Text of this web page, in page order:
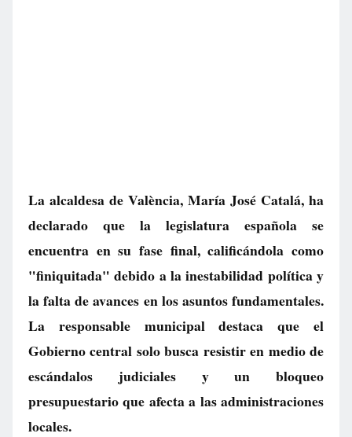
La alcaldesa de València, María José Catalá, ha
declarado que la legislatura española se
encuentra en su fase final, calificándola como
"finiquitada" debido a la inestabilidad política y
la falta de avances en los asuntos fundamentales.
La responsable municipal destaca que el
Gobierno central solo busca resistir en medio de
escándalos judiciales y un bloqueo
presupuestario que afecta a las administraciones
locales.